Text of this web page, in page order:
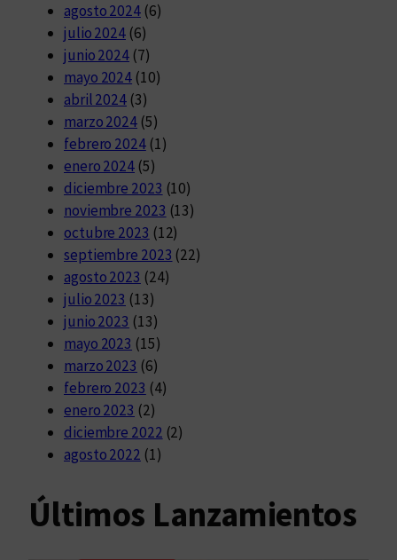
agosto 2024(6)
julio 2024 (6)
junio 2024 (7)
mayo 2024 (10)
abril 2024 (3)
marzo 2024 (5)
febrero 2024(1)
enero 2024 (5)
diciembre 2023 (10)
noviembre 2023 (13)
octubre 2023 (12)
septiembre 2023 (22)
agosto 2023 (24)
julio 2023 (13)
junio 2023 (13)
mayo 2023 (15)
marzo 2023 (6)
febrero 2023 (4)
enero 2023 (2)
diciembre 2022 (2)
agosto 2022 (1)
Últimos Lanzamientos